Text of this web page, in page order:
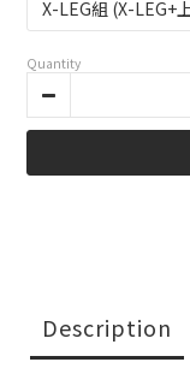
Quantity
Description